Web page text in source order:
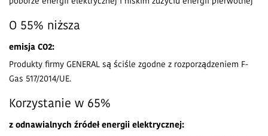
O 55% niższa
emisja CO2:
Produkty firmy GENERAL są ściśle zgodne z rozporządzeniem F-
Gas 517/2014/UE.
Korzystanie w 65%
z odnawialnych źródeł energii elektrycznej: